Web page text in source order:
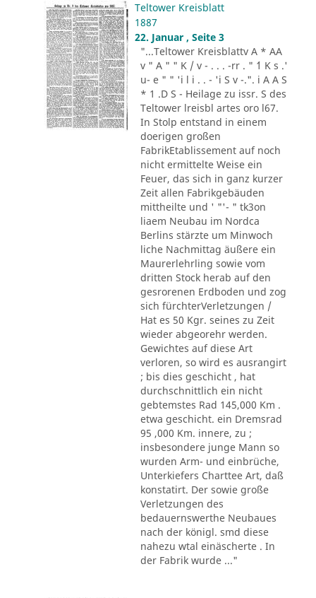
Teltower Kreisblatt
1887
22. Januar , Seite 3
"...Teltower Kreisblattv A * AA
v " A " " K / v - . . . -rr . " ´1 K s .'
u- e " " 'i l i . . - 'i S v -.". i A A S
* 1 .D S - Heilage zu issr. S des
Teltower lreisbl artes oro l67.
In Stolp entstand in einem
doerigen großen
FabrikEtablissement auf noch
nicht ermittelte Weise ein
Feuer, das sich in ganz kurzer
Zeit allen Fabrikgebäuden
mittheilte und ' "'- " tk3on
liaem Neubau im Nordca
Berlins stärzte um Minwoch
liche Nachmittag äußere ein
Maurerlehrling sowie vom
dritten Stock herab auf den
gesrorenen Erdboden und zog
sich fürchterVerletzungen /
Hat es 50 Kgr. seines zu Zeit
wieder abgeorehr werden.
Gewichtes auf diese Art
verloren, so wird es ausrangirt
; bis dies geschicht , hat
durchschnittlich ein nicht
gebtemstes Rad 145,000 Km .
etwa geschicht. ein Dremsrad
95 ,000 Km. innere, zu ;
insbesondere junge Mann so
wurden Arm- und einbrüche,
Unterkiefers Charttee Art, daß
konstatirt. Der sowie große
Verletzungen des
bedauernswerthe Neubaues
nach der königl. smd diese
nahezu wtal einäscherte . In
der Fabrik wurde ..."